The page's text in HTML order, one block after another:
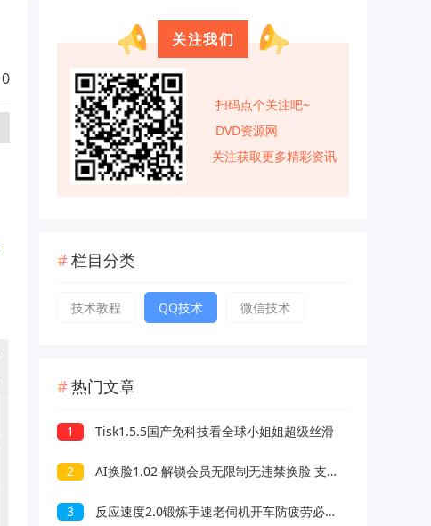
0
关注我们
扫码点个关注吧~
DVD资源网
关注获取更多精彩资讯
栏目分类
技术教程 QQ技术 微信技术
热门文章
1 Tisk1.5.5国产免科技看全球小姐姐超级丝滑
2 AI换脸1.02 解锁会员无限制无违禁换脸 支持照片/视频
3 反应速度2.0锻炼手速老伺机开车防疲劳必备